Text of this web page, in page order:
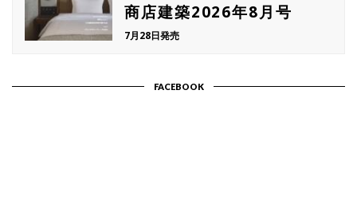
商店建築2026年8月号
7月28日発売
FACEBOOK